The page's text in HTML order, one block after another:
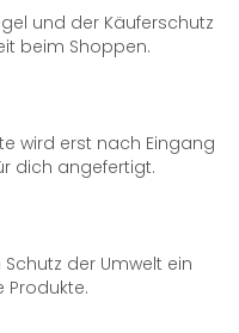
und der Käuferschutz
beim Shoppen.
wird erst nach Eingang
dich angefertigt.
der Umwelt ein
Produkte.